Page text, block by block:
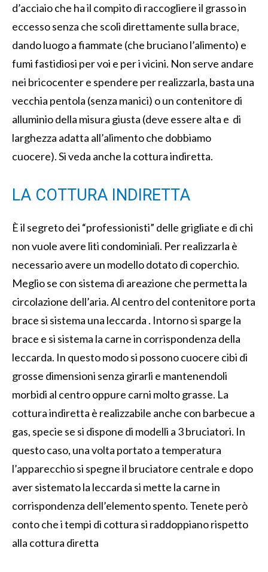
d’acciaio che ha il compito di raccogliere il grasso in
eccesso senza che scoli direttamente sulla brace,
dando luogo a fiammate (che bruciano l’alimento) e
fumi fastidiosi per voi e per i vicini. Non serve andare
nei bricocenter e spendere per realizzarla, basta una
vecchia pentola (senza manici) o un contenitore di
alluminio della misura giusta (deve essere alta e di
larghezza adatta all’alimento che dobbiamo
cuocere). Si veda anche la cottura indiretta.
LA COTTURA INDIRETTA
È il segreto dei “professionisti” delle grigliate e di chi
non vuole avere liti condominiali. Per realizzarla è
necessario avere un modello dotato di coperchio.
Meglio se con sistema di areazione che permetta la
circolazione dell’aria. Al centro del contenitore porta
brace si sistema una leccarda . Intorno si sparge la
brace e si sistema la carne in corrispondenza della
leccarda. In questo modo si possono cuocere cibi di
grosse dimensioni senza girarli e mantenendoli
morbidi al centro oppure carni molto grasse. La
cottura indiretta è realizzabile anche con barbecue a
gas, specie se si dispone di modelli a 3 bruciatori. In
questo caso, una volta portato a temperatura
l’apparecchio si spegne il bruciatore centrale e dopo
aver sistemato la leccarda si mette la carne in
corrispondenza dell’elemento spento. Tenete però
conto che i tempi di cottura si raddoppiano rispetto
alla cottura diretta